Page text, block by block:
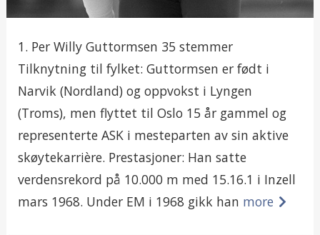
1. Per Willy Guttormsen 35 stemmer
Tilknytning til fylket: Guttormsen er født i
Narvik (Nordland) og oppvokst i Lyngen
(Troms), men flyttet til Oslo 15 år gammel og
representerte ASK i mesteparten av sin aktive
skøytekarrière. Prestasjoner: Han satte
verdensrekord på 10.000 m med 15.16.1 i Inzell
mars 1968. Under EM i 1968 gikk han more